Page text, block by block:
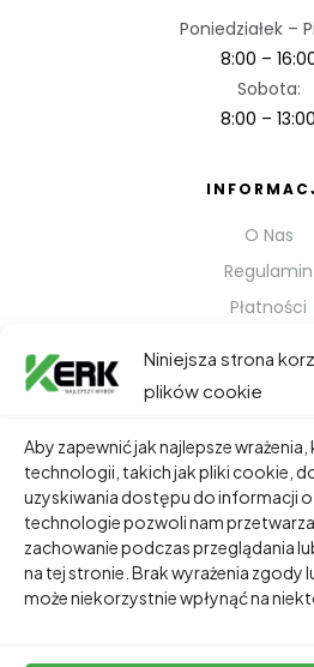
Niniejsza strona
plików cookie
Aby zapewnić jak najlepsze
technologii, takich jak pliki cookie,
uzyskiwania dostępu do informacji
technologie pozwoli nam
zachowanie podczas przeglądania
na tej stronie. Brak wyrażenia zgody
może niekorzystnie wpłynąć na
Poniedziałek –
8:00 –
Sobota:
8:00 – 13:00
O Nas
Regulamin
Płatności
TWOJE
Dane
Adresy